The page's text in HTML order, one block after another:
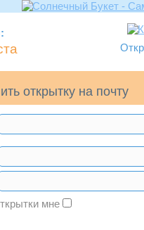
открытку на почту
мне